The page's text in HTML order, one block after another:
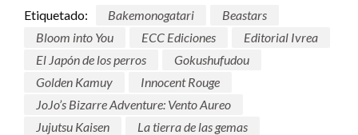
Etiquetado: Bakemonogatari
Beastars
Bloom into You
ECC Ediciones
Editorial Ivrea
El Japón de los perros
Gokushufudou
Golden Kamuy
Innocent Rouge
JoJo’s Bizarre Adventure: Vento Aureo
Jujutsu Kaisen
La tierra de las gemas